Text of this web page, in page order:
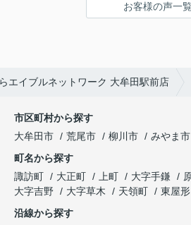
お客様の声一
エイブルネットワーク 大牟田駅前店
市区町村から探す
大牟田市
荒尾市 柳川市
みやま市
町名から探す
諏訪町
大正町 上町 大字手鎌
大字吉野
大字草木 天領町
東屋形
沿線から探す